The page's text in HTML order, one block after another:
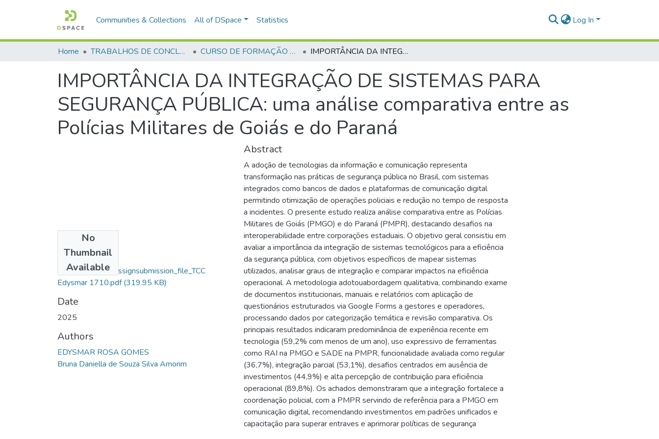
Communities & Collections All of DSpace Statistics Log In
Home TRABALHOS DE CONCLUSÃO DE CURSO - CFP (CURSO DE FORMAÇÃO DE PRAÇAS) CURSO DE FORMAÇÃO DE PRAÇAS - CFP- 2025 - 2ª Turma IMPORTÂNCIA DA INTEGRAÇÃO DE SISTEMAS PARA SEGURANÇA PÚBLICA: uma análise comparativa entre as Polícias Militares de Goiás e do Paraná
IMPORTÂNCIA DA INTEGRAÇÃO DE SISTEMAS PARA
SEGURANÇA PÚBLICA: uma análise comparativa entre as
Polícias Militares de Goiás e do Paraná
No
Thumbnail
Available
Edysmar Rosa
Gomes_76955_assignsubmission_file_TCC
Edysmar 1710.pdf(319.95 KB)
Date
2025
Authors
EDYSMAR ROSA GOMES
Bruna Daniella de Souza Silva Amorim
Abstract
A adoção de tecnologias da informação e comunicação representa
transformação nas práticas de segurança pública no Brasil, com sistemas
integrados como bancos de dados e plataformas de comunicação digital
permitindo otimização de operações policiais e redução no tempo de resposta
a incidentes. O presente estudo realiza análise comparativa entre as Polícias
Militares de Goiás (PMGO) e do Paraná (PMPR), destacando desafios na
interoperabilidade entre corporações estaduais. O objetivo geral consistiu em
avaliar a importância da integração de sistemas tecnológicos para a eficiência
da segurança pública, com objetivos específicos de mapear sistemas
utilizados, analisar graus de integração e comparar impactos na eficiência
operacional. A metodologia adotouabordagem qualitativa, combinando exame
de documentos institucionais, manuais e relatórios com aplicação de
questionários estruturados via Google Forms a gestores e operadores,
processando dados por categorização temática e revisão comparativa. Os
principais resultados indicaram predominância de experiência recente em
tecnologia (59,2% com menos de um ano), uso expressivo de ferramentas
como RAI na PMGO e SADE na PMPR, funcionalidade avaliada como regular
(36,7%), integração parcial (53,1%), desafios centrados em ausência de
investimentos (44,9%) e alta percepção de contribuição para eficiência
operacional (89,8%). Os achados demonstraram que a integração fortalece a
coordenação policial, com a PMPR servindo de referência para a PMGO em
comunicação digital, recomendando investimentos em padrões unificados e
capacitação para superar entraves e aprimorar políticas de segurança